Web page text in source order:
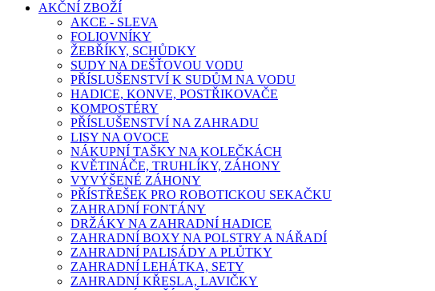
AKČNÍ ZBOŽÍ
AKCE - SLEVA
FOLIOVNÍKY
ŽEBŘÍKY, SCHŮDKY
SUDY NA DEŠŤOVOU VODU
PŘÍSLUŠENSTVÍ K SUDŮM NA VODU
HADICE, KONVE, POSTŘIKOVAČE
KOMPOSTÉRY
PŘÍSLUŠENSTVÍ NA ZAHRADU
LISY NA OVOCE
NÁKUPNÍ TAŠKY NA KOLEČKÁCH
KVĚTINÁČE, TRUHLÍKY, ZÁHONY
VYVÝŠENÉ ZÁHONY
PŘÍSTŘEŠEK PRO ROBOTICKOU SEKAČKU
ZAHRADNÍ FONTÁNY
DRŽÁKY NA ZAHRADNÍ HADICE
ZAHRADNÍ BOXY NA POLSTRY A NÁŘADÍ
ZAHRADNÍ PALISÁDY A PLŮTKY
ZAHRADNÍ LEHÁTKA, SETY
ZAHRADNÍ KŘESLA, LAVIČKY